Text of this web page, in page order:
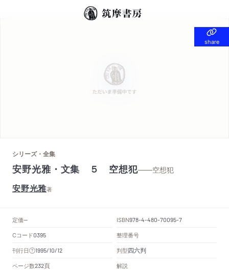
share
share
シリーズ・全集
安野光雅・文集 ５ 空想犯——空想犯
安野光雅著
定価-- ISBN978-4-480-70095-7
Cコード0395
整理番号
刊行日
1995/10/12 判型四六判
ページ数232頁 解説